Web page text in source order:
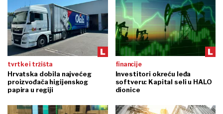
tvrtke i tržišta
Hrvatska dobila najvećeg
proizvođača higijenskog
papira u regiji
financije
Investitori okreću leđa
softveru: Kapital seli u HALO
dionice